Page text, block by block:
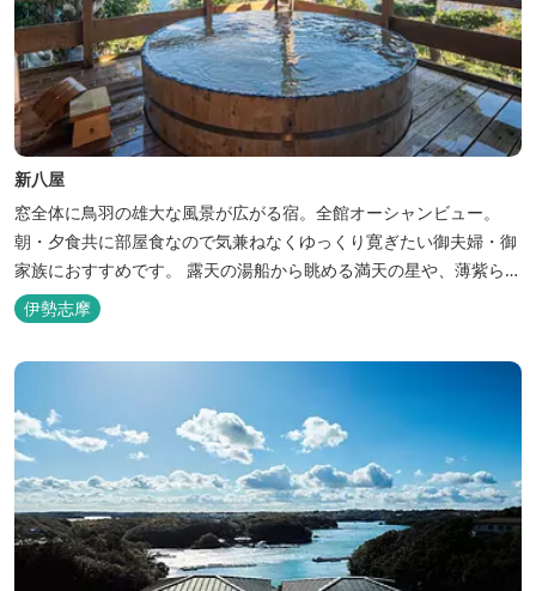
新八屋
窓全体に鳥羽の雄大な風景が広がる宿。全館オーシャンビュー。
朝・夕食共に部屋食なので気兼ねなくゆっくり寛ぎたい御夫婦・御
家族におすすめです。 露天の湯船から眺める満天の星や、薄紫ら染
まる朝の海は一見の価値有。夕食は旬の素材を大釜で蒸し上げる名
物「五右衛門蒸し」、鯛や伊勢海老の舟盛りに海鮮鍋も。
伊勢志摩